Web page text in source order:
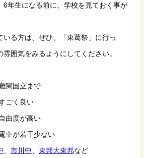
6年生になる前に、学校を見ておく事が
る方は、ぜひ、「東葛祭」に行っ
囲気をみるようにしてください。
国立まで
く良い
度が高い
が若干少ない
、 市川中、 東邦大東邦など